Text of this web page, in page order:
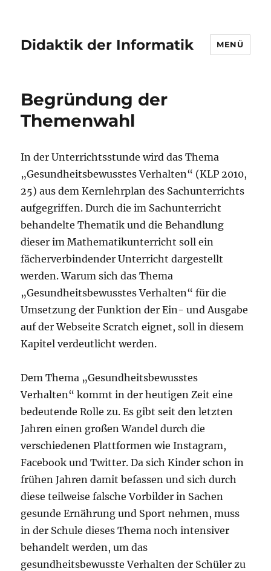
Didaktik der Informatik MENÜ
Begründung der
Themenwahl
In der Unterrichtsstunde wird das Thema
„Gesundheitsbewusstes Verhalten“ (KLP 2010,
25) aus dem Kernlehrplan des Sachunterrichts
aufgegriffen. Durch die im Sachunterricht
behandelte Thematik und die Behandlung
dieser im Mathematikunterricht soll ein
fächerverbindender Unterricht dargestellt
werden. Warum sich das Thema
„Gesundheitsbewusstes Verhalten“ für die
Umsetzung der Funktion der Ein- und Ausgabe
auf der Webseite Scratch eignet, soll in diesem
Kapitel verdeutlicht werden.
Dem Thema „Gesundheitsbewusstes
Verhalten“ kommt in der heutigen Zeit eine
bedeutende Rolle zu. Es gibt seit den letzten
Jahren einen großen Wandel durch die
verschiedenen Plattformen wie Instagram,
Facebook und Twitter. Da sich Kinder schon in
frühen Jahren damit befassen und sich durch
diese teilweise falsche Vorbilder in Sachen
gesunde Ernährung und Sport nehmen, muss
in der Schule dieses Thema noch intensiver
behandelt werden, um das
gesundheitsbewusste Verhalten der Schüler zu